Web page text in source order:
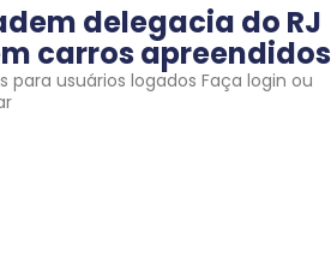
delegacia do RJ
carros apreendidos
usuários logados Faça login ou